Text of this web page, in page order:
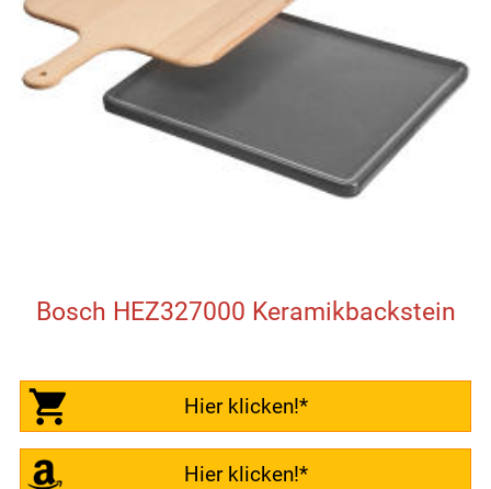
Bosch HEZ327000 Keramikbackstein
Hier klicken!*
Hier klicken!*